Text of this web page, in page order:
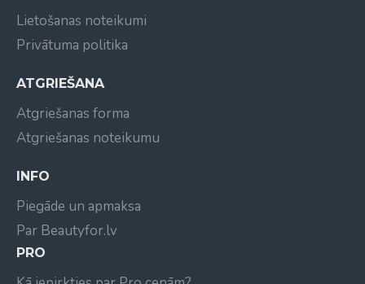
Lietošanas noteikumi
Privātuma politika
ATGRIEŠANA
Atgriešanas forma
Atgriešanas noteikumu
INFO
Piegāde un apmaksa
Par Beautyfor.lv
PRO